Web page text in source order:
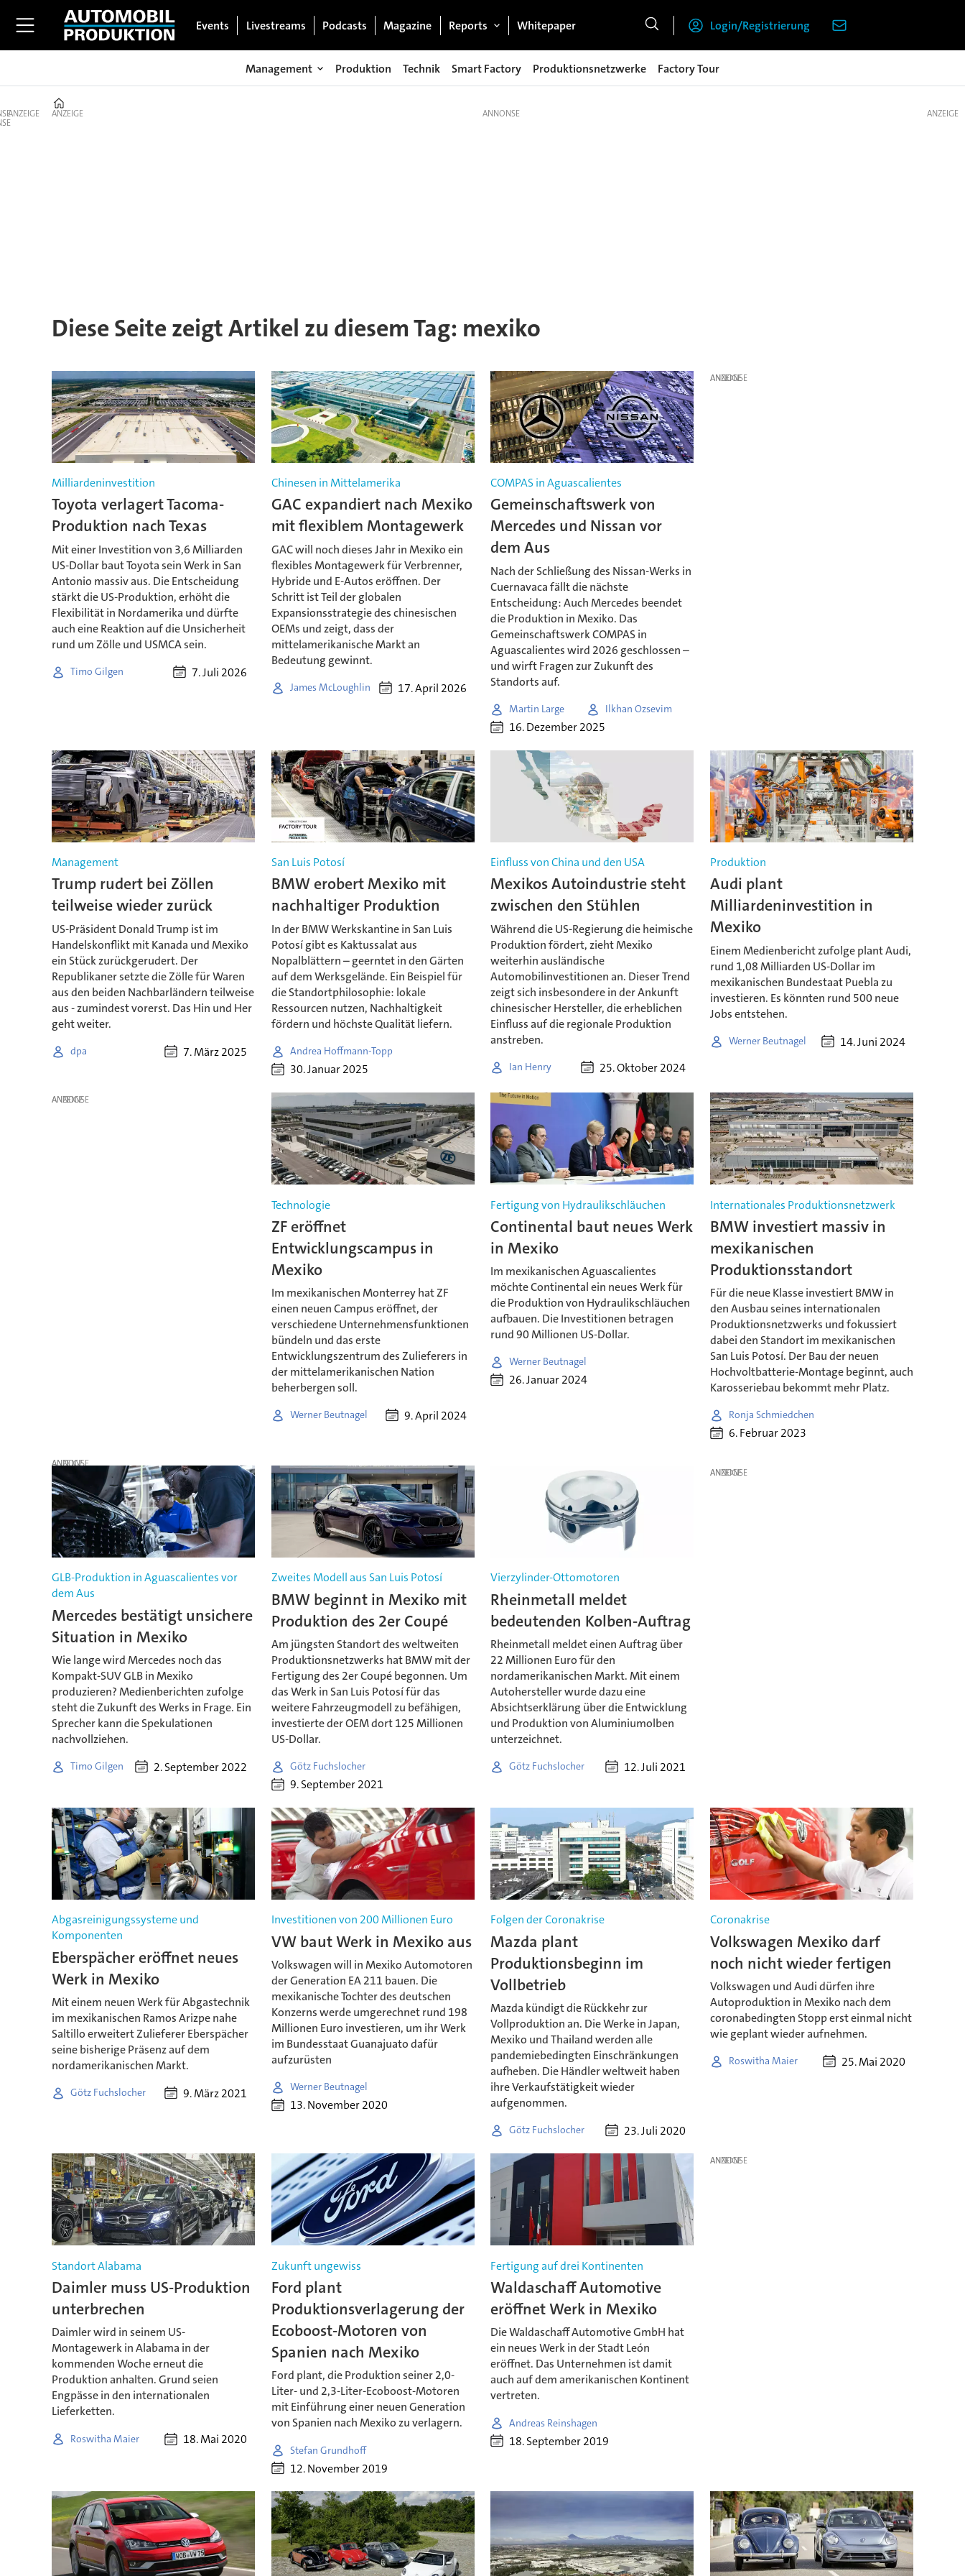
Events Livestreams Podcasts Magazine Reports Whitepaper Login/Registrierung
Management Produktion Technik Smart Factory Produktionsnetzwerke Factory Tour
ANZEIGE ANZEIGE
Diese Seite zeigt Artikel zu diesem Tag: mexiko
Milliardeninvestition
Toyota verlagert Tacoma-
Produktion nach Texas
Mit einer Investition von 3,6 Milliarden
US-Dollar baut Toyota sein Werk in San
Antonio massiv aus. Die Entscheidung
stärkt die US-Produktion, erhöht die
Flexibilität in Nordamerika und dürfte
auch eine Reaktion auf die Unsicherheit
rund um Zölle und USMCA sein.
Timo Gilgen 7. Juli 2026
Chinesen in Mittelamerika
GAC expandiert nach Mexiko
mit flexiblem Montagewerk
GAC will noch dieses Jahr in Mexiko ein
flexibles Montagewerk für Verbrenner,
Hybride und E-Autos eröffnen. Der
Schritt ist Teil der globalen
Expansionsstrategie des chinesischen
OEMs und zeigt, dass der
mittelamerikanische Markt an
Bedeutung gewinnt.
James McLoughlin 17. April 2026
COMPAS in Aguascalientes
Gemeinschaftswerk von
Mercedes und Nissan vor
dem Aus
Nach der Schließung des Nissan-Werks in
Cuernavaca fällt die nächste
Entscheidung: Auch Mercedes beendet
die Produktion in Mexiko. Das
Gemeinschaftswerk COMPAS in
Aguascalientes wird 2026 geschlossen –
und wirft Fragen zur Zukunft des
Standorts auf.
Martin Large Ilkhan Ozsevim
16. Dezember 2025
ANZEIGE
Management
Trump rudert bei Zöllen
teilweise wieder zurück
US-Präsident Donald Trump ist im
Handelskonflikt mit Kanada und Mexiko
ein Stück zurückgerudert. Der
Republikaner setzte die Zölle für Waren
aus den beiden Nachbarländern teilweise
aus - zumindest vorerst. Das Hin und Her
geht weiter.
dpa 7. März 2025
San Luis Potosí
BMW erobert Mexiko mit
nachhaltiger Produktion
In der BMW Werkskantine in San Luis
Potosí gibt es Kaktussalat aus
Nopalblättern – geerntet in den Gärten
auf dem Werksgelände. Ein Beispiel für
die Standortphilosophie: lokale
Ressourcen nutzen, Nachhaltigkeit
fördern und höchste Qualität liefern.
Andrea Hoffmann-Topp
30. Januar 2025
Einfluss von China und den USA
Mexikos Autoindustrie steht
zwischen den Stühlen
Während die US-Regierung die heimische
Produktion fördert, zieht Mexiko
weiterhin ausländische
Automobilinvestitionen an. Dieser Trend
zeigt sich insbesondere in der Ankunft
chinesischer Hersteller, die erheblichen
Einfluss auf die regionale Produktion
anstreben.
Ian Henry 25. Oktober 2024
Produktion
Audi plant
Milliardeninvestition in
Mexiko
Einem Medienbericht zufolge plant Audi,
rund 1,08 Milliarden US-Dollar im
mexikanischen Bundestaat Puebla zu
investieren. Es könnten rund 500 neue
Jobs entstehen.
Werner Beutnagel 14. Juni 2024
ANZEIGE
Technologie
ZF eröffnet
Entwicklungscampus in
Mexiko
Im mexikanischen Monterrey hat ZF
einen neuen Campus eröffnet, der
verschiedene Unternehmensfunktionen
bündeln und das erste
Entwicklungszentrum des Zulieferers in
der mittelamerikanischen Nation
beherbergen soll.
Werner Beutnagel 9. April 2024
Fertigung von Hydraulikschläuchen
Continental baut neues Werk
in Mexiko
Im mexikanischen Aguascalientes
möchte Continental ein neues Werk für
die Produktion von Hydraulikschläuchen
aufbauen. Die Investitionen betragen
rund 90 Millionen US-Dollar.
Werner Beutnagel
26. Januar 2024
Internationales Produktionsnetzwerk
BMW investiert massiv in
mexikanischen
Produktionsstandort
Für die neue Klasse investiert BMW in
den Ausbau seines internationalen
Produktionsnetzwerks und fokussiert
dabei den Standort im mexikanischen
San Luis Potosí. Der Bau der neuen
Hochvoltbatterie-Montage beginnt, auch
Karosseriebau bekommt mehr Platz.
Ronja Schmiedchen
6. Februar 2023
ANZEIGE
GLB-Produktion in Aguascalientes vor
dem Aus
Mercedes bestätigt unsichere
Situation in Mexiko
Wie lange wird Mercedes noch das
Kompakt-SUV GLB in Mexiko
produzieren? Medienberichten zufolge
steht die Zukunft des Werks in Frage. Ein
Sprecher kann die Spekulationen
nachvollziehen.
Timo Gilgen 2. September 2022
Zweites Modell aus San Luis Potosí
BMW beginnt in Mexiko mit
Produktion des 2er Coupé
Am jüngsten Standort des weltweiten
Produktionsnetzwerks hat BMW mit der
Fertigung des 2er Coupé begonnen. Um
das Werk in San Luis Potosí für das
weitere Fahrzeugmodell zu befähigen,
investierte der OEM dort 125 Millionen
US-Dollar.
Götz Fuchslocher
9. September 2021
Vierzylinder-Ottomotoren
Rheinmetall meldet
bedeutenden Kolben-Auftrag
Rheinmetall meldet einen Auftrag über
22 Millionen Euro für den
nordamerikanischen Markt. Mit einem
Autohersteller wurde dazu eine
Absichtserklärung über die Entwicklung
und Produktion von Aluminiumolben
unterzeichnet.
Götz Fuchslocher 12. Juli 2021
ANZEIGE
Abgasreinigungssysteme und
Komponenten
Eberspächer eröffnet neues
Werk in Mexiko
Mit einem neuen Werk für Abgastechnik
im mexikanischen Ramos Arizpe nahe
Saltillo erweitert Zulieferer Eberspächer
seine bisherige Präsenz auf dem
nordamerikanischen Markt.
Götz Fuchslocher 9. März 2021
Investitionen von 200 Millionen Euro
VW baut Werk in Mexiko aus
Volkswagen will in Mexiko Automotoren
der Generation EA 211 bauen. Die
mexikanische Tochter des deutschen
Konzerns werde umgerechnet rund 198
Millionen Euro investieren, um ihr Werk
im Bundesstaat Guanajuato dafür
aufzurüsten
Werner Beutnagel
13. November 2020
Folgen der Coronakrise
Mazda plant
Produktionsbeginn im
Vollbetrieb
Mazda kündigt die Rückkehr zur
Vollproduktion an. Die Werke in Japan,
Mexiko und Thailand werden alle
pandemiebedingten Einschränkungen
aufheben. Die Händler weltweit haben
ihre Verkaufstätigkeit wieder
aufgenommen.
Götz Fuchslocher 23. Juli 2020
Coronakrise
Volkswagen Mexiko darf
noch nicht wieder fertigen
Volkswagen und Audi dürfen ihre
Autoproduktion in Mexiko nach dem
coronabedingten Stopp erst einmal nicht
wie geplant wieder aufnehmen.
Roswitha Maier 25. Mai 2020
Standort Alabama
Daimler muss US-Produktion
unterbrechen
Daimler wird in seinem US-
Montagewerk in Alabama in der
kommenden Woche erneut die
Produktion anhalten. Grund seien
Engpässe in den internationalen
Lieferketten.
Roswitha Maier 18. Mai 2020
Zukunft ungewiss
Ford plant
Produktionsverlagerung der
Ecoboost-Motoren von
Spanien nach Mexiko
Ford plant, die Produktion seiner 2,0-
Liter- und 2,3-Liter-Ecoboost-Motoren
mit Einführung einer neuen Generation
von Spanien nach Mexiko zu verlagern.
Stefan Grundhoff
12. November 2019
Fertigung auf drei Kontinenten
Waldaschaff Automotive
eröffnet Werk in Mexiko
Die Waldaschaff Automotive GmbH hat
ein neues Werk in der Stadt León
eröffnet. Das Unternehmen ist damit
auch auf dem amerikanischen Kontinent
vertreten.
Andreas Reinshagen
18. September 2019
ANZEIGE
ANZEIGE